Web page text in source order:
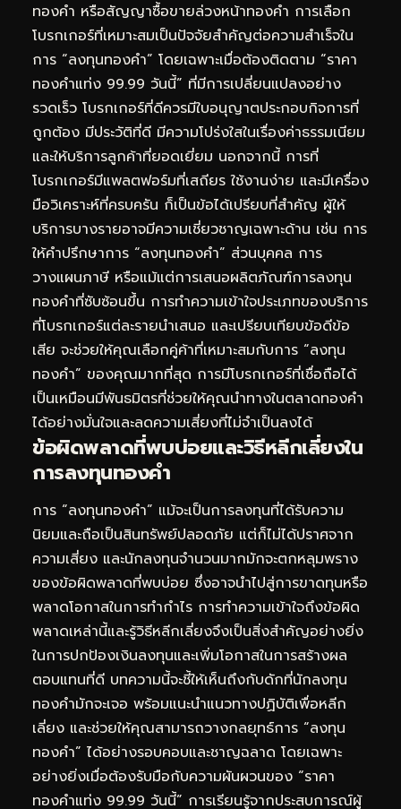
ทองคำ หรือสัญญาซื้อขายล่วงหน้าทองคำ การเลือก
โบรกเกอร์ที่เหมาะสมเป็นปัจจัยสำคัญต่อความสำเร็จใน
การ “ลงทุนทองคำ” โดยเฉพาะเมื่อต้องติดตาม “ราคา
ทองคำแท่ง 99.99 วันนี้” ที่มีการเปลี่ยนแปลงอย่าง
รวดเร็ว โบรกเกอร์ที่ดีควรมีใบอนุญาตประกอบกิจการที่
ถูกต้อง มีประวัติที่ดี มีความโปร่งใสในเรื่องค่าธรรมเนียม
และให้บริการลูกค้าที่ยอดเยี่ยม นอกจากนี้ การที่
โบรกเกอร์มีแพลตฟอร์มที่เสถียร ใช้งานง่าย และมีเครื่อง
มือวิเคราะห์ที่ครบครัน ก็เป็นข้อได้เปรียบที่สำคัญ ผู้ให้
บริการบางรายอาจมีความเชี่ยวชาญเฉพาะด้าน เช่น การ
ให้คำปรึกษาการ “ลงทุนทองคำ” ส่วนบุคคล การ
วางแผนภาษี หรือแม้แต่การเสนอผลิตภัณฑ์การลงทุน
ทองคำที่ซับซ้อนขึ้น การทำความเข้าใจประเภทของบริการ
ที่โบรกเกอร์แต่ละรายนำเสนอ และเปรียบเทียบข้อดีข้อ
เสีย จะช่วยให้คุณเลือกคู่ค้าที่เหมาะสมกับการ “ลงทุน
ทองคำ” ของคุณมากที่สุด การมีโบรกเกอร์ที่เชื่อถือได้
เป็นเหมือนมีพันธมิตรที่ช่วยให้คุณนำทางในตลาดทองคำ
ได้อย่างมั่นใจและลดความเสี่ยงที่ไม่จำเป็นลงได้
ข้อผิดพลาดที่พบบ่อยและวิธีหลีกเลี่ยงใน
การลงทุนทองคำ
การ “ลงทุนทองคำ” แม้จะเป็นการลงทุนที่ได้รับความ
นิยมและถือเป็นสินทรัพย์ปลอดภัย แต่ก็ไม่ได้ปราศจาก
ความเสี่ยง และนักลงทุนจำนวนมากมักจะตกหลุมพราง
ของข้อผิดพลาดที่พบบ่อย ซึ่งอาจนำไปสู่การขาดทุนหรือ
พลาดโอกาสในการทำกำไร การทำความเข้าใจถึงข้อผิด
พลาดเหล่านี้และรู้วิธีหลีกเลี่ยงจึงเป็นสิ่งสำคัญอย่างยิ่ง
ในการปกป้องเงินลงทุนและเพิ่มโอกาสในการสร้างผล
ตอบแทนที่ดี บทความนี้จะชี้ให้เห็นถึงกับดักที่นักลงทุน
ทองคำมักจะเจอ พร้อมแนะนำแนวทางปฏิบัติเพื่อหลีก
เลี่ยง และช่วยให้คุณสามารถวางกลยุทธ์การ “ลงทุน
ทองคำ” ได้อย่างรอบคอบและชาญฉลาด โดยเฉพาะ
อย่างยิ่งเมื่อต้องรับมือกับความผันผวนของ “ราคา
ทองคำแท่ง 99.99 วันนี้” การเรียนรู้จากประสบการณ์ผู้